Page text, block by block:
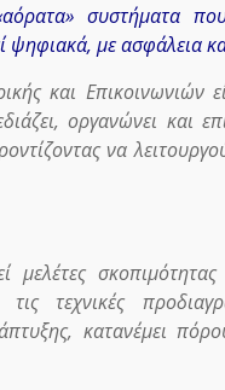
συστήματα
ψηφιακά, με ασφάλεια
και Επικοινωνιών
οργανώνει και
να
μελέτες
τεχνικές
κατανέμει